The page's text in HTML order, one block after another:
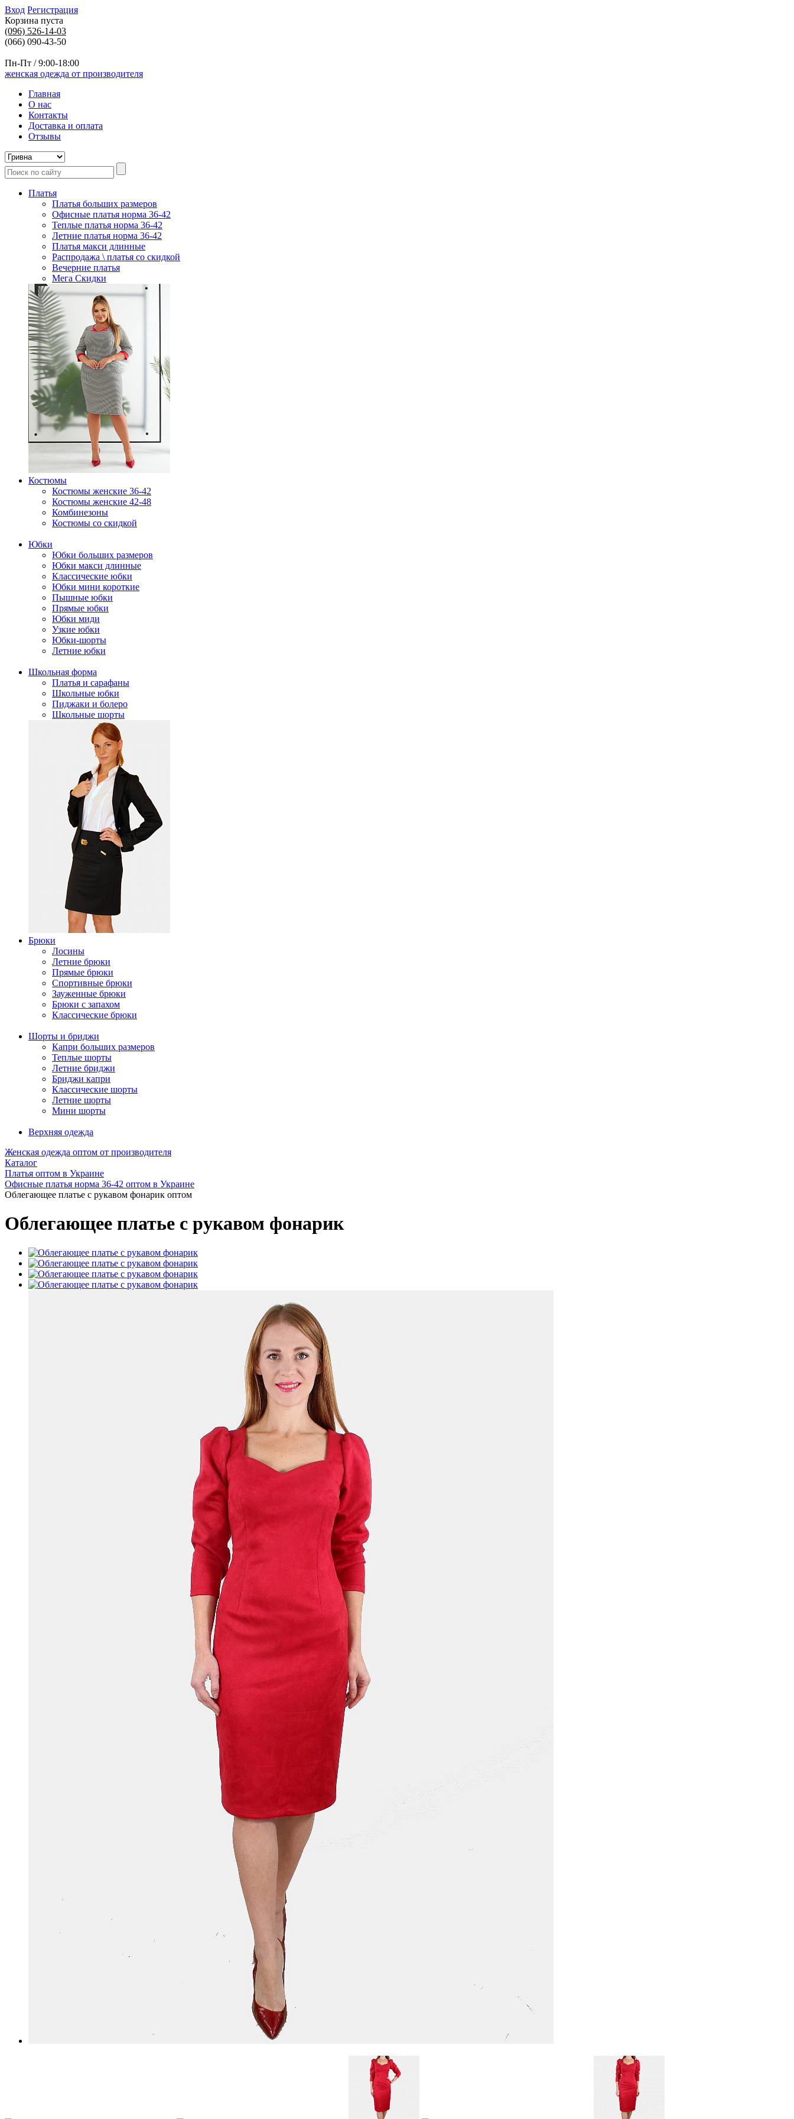
Вход Регистрация
Корзина пуста
(096) 526-14-03
(066) 090-43-50
Пн-Пт / 9:00-18:00
женская одежда от производителя
Главная
О нас
Контакты
Доставка и оплата
Отзывы
Платья
Платья больших размеров
Офисные платья норма 36-42
Теплые платья норма 36-42
Летние платья норма 36-42
Платья макси длинные
Распродажа \ платья со скидкой
Вечерние платья
Мега Скидки
Костюмы
Костюмы женские 36-42
Костюмы женские 42-48
Комбинезоны
Костюмы со скидкой
Юбки
Юбки больших размеров
Юбки макси длинные
Классические юбки
Юбки мини короткие
Пышные юбки
Прямые юбки
Юбки миди
Узкие юбки
Юбки-шорты
Летние юбки
Школьная форма
Платья и сарафаны
Школьные юбки
Пиджаки и болеро
Школьные шорты
Брюки
Лосины
Летние брюки
Прямые брюки
Спортивные брюки
Зауженные брюки
Брюки с запахом
Классические брюки
Шорты и бриджи
Капри больших размеров
Теплые шорты
Летние бриджи
Бриджи капри
Классические шорты
Летние шорты
Мини шорты
Верхняя одежда
Женская одежда оптом от производителя
Каталог
Платья оптом в Украине
Офисные платья норма 36-42 оптом в Украине
Облегающее платье с рукавом фонарик оптом
Облегающее платье с рукавом фонарик